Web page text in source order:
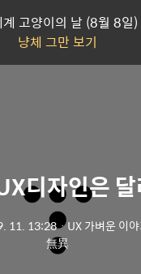
계 고양이의 날 (8월 8일)
냥체 그만 보기
디자인은
11. 13:28ㆍUX 가벼운 이
無異